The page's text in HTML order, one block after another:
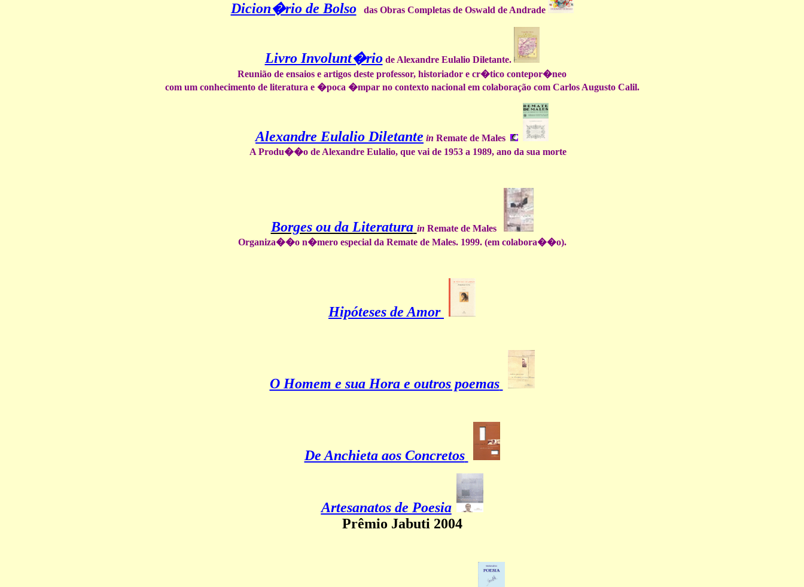
Dicion�rio de Bolso das Obras Completas de Oswald de Andrade
Livro Involunt�riode Alexandre Eulalio Diletante.
Reunião de ensaios e artigos deste professor, historiador e cr�tico contepor�neo
com um conhecimento de literatura e �poca �mpar no contexto nacional em colaboração com Carlos Augusto Calil.
Alexandre Eulalio Diletante in Remate de Males
A Produ��o de Alexandre Eulalio, que vai de 1953 a 1989, ano da sua morte
Borges ou da Literatura in Remate de Males
Organiza��o n�mero especial da Remate de Males. 1999. (em colabora��o).
Hipóteses de Amor
O Homem e sua Hora e outros poemas
De Anchieta aos Concretos
Artesanatos de Poesia
Prêmio Jabuti 2004